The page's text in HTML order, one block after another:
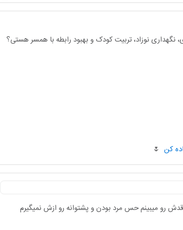
نگهداری نوزاد، تربیت کودک و بهبود رابطه با همسر هستی؟
🌷
رو میبینم حس مرد بودن و پشتوانه رو ازش نمیگیرم